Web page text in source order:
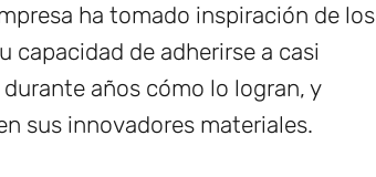
ha tomado inspiración de los
capacidad de adherirse a casi
años cómo lo logran, y
sus innovadores materiales.